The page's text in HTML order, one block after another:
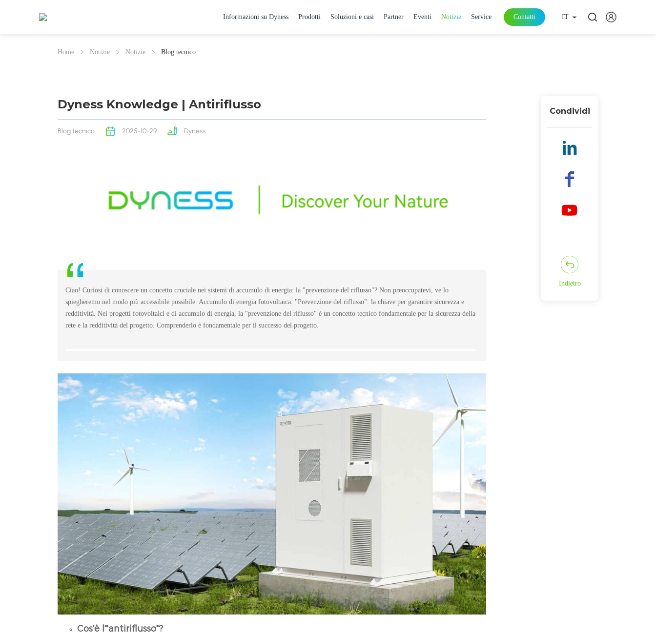
Informazioni su Dyness Prodotti Soluzioni e casi Partner Eventi Notizie Service Contatti IT
Home Notizie Notizie Blog tecnico
Dyness Knowledge | Antiriflusso
Blog tecnico 2025-10-29 Dyness
Ciao! Curiosi di conoscere un concetto cruciale nei sistemi di accumulo di energia: la "prevenzione del riflusso"? Non preoccupatevi, ve lo
spiegheremo nel modo più accessibile possibile. Accumulo di energia fotovoltaica: "Prevenzione del riflusso": la chiave per garantire sicurezza e
redditività. Nei progetti fotovoltaici e di accumulo di energia, la "prevenzione del riflusso" è un concetto tecnico fondamentale per la sicurezza della
rete e la redditività del progetto. Comprenderlo è fondamentale per il successo del progetto.
Cos'è l'"antiriflusso"?
Condividi
Indietro